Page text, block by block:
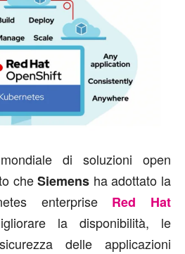
di soluzioni open
cheSiemens ha adottato la
enterprise Red Hat
la disponibilità, le
delle applicazioni